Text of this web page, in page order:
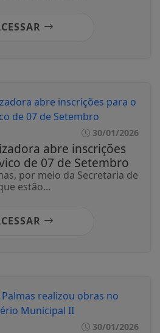
30/01/2026
abre inscrições
de 07 de Setembro
por meio da Secretaria de
estão...
30/01/2026